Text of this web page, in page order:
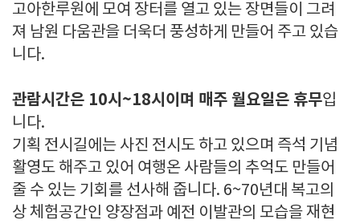
고아한루원에 모여 장터를 열고 있는 장면들이 그려
져 남원 다움관을 더욱더 풍성하게 만들어 주고 있습
니다.
관람시간은 10시~18시이며 매주 월요일은 휴무입
니다.
기획 전시길에는 사진 전시도 하고 있으며 즉석 기념
활영도 해주고 있어 여행온 사람들의 추억도 만들어
줄 수 있는 기회를 선사해 줍니다. 6~70년대 복고의
상 체험공간인 양장점과 예전 이발관의 모습을 재현